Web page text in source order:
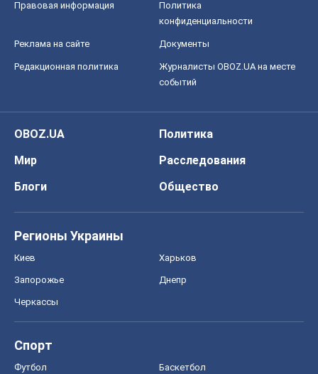
Правовая информация
Политика
конфиденциальности
Реклама на сайте Документы
Редакционная политика
Журналисты OBOZ.UA на месте
событий
OBOZ.UA
Политика
Мир
Расследования
Блоги
Общество
Регионы Украины
Киев Харьков
Запорожье Днепр
Черкассы
Спорт
Футбол Баскетбол